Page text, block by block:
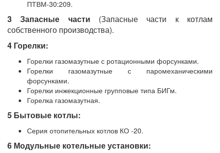
ПТВМ-30:209.
3 Запасные части (Запасные части к котлам
собственного производства).
4 Горелки:
Горелки газомазутные с ротационными форсунками.
Горелки газомазутные с паромеханическими
форсунками.
Горелки инжекционные групповые типа БИГм.
Горелка газомазутная.
5 Бытовые котлы:
Серия отопительных котлов КО -20.
6 Модульные котельные установки: